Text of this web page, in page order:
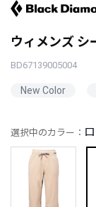
ウィメンズ シ
BD67139005004
New Color
選択中のカラー：